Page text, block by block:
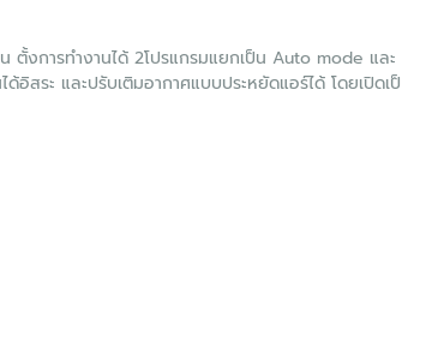
ตั้งการทำงานได้ 2โปรแกรมแยกเป็น Auto mode และ
สระ และปรับเติมอากาศแบบประหยัดแอร์ได้ โดยเปิดเป็